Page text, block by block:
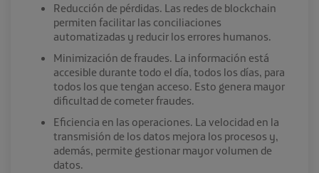
Reducción de pérdidas. Las redes de blockchain
permiten facilitar las conciliaciones
automatizadas y reducir los errores humanos.
Minimización de fraudes. La información está
accesible durante todo el día, todos los días, para
todos los que tengan acceso. Esto genera mayor
dificultad de cometer fraudes.
Eficiencia en las operaciones. La velocidad en la
transmisión de los datos mejora los procesos y,
además, permite gestionar mayor volumen de
datos.